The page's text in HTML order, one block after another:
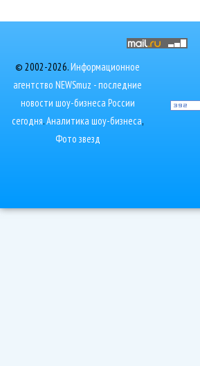
© 2002-2026.Информационное
агентство NEWSmuz - последние
новости шоу-бизнеса России
сегодня.Аналитика шоу-бизнеса,
Фото звезд